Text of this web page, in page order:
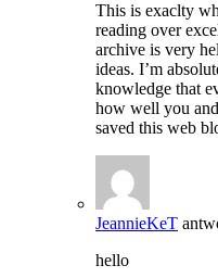
This is exaclty
reading over
archive is very
ideas. I’m
knowledge that
how well you
saved this web
JeannieKeT
hello